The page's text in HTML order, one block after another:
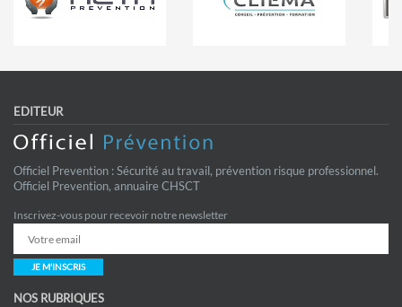
EDITEUR
Officiel Prevention : Sécurité au travail, prévention risque professionnel.
Officiel Prevention, annuaire CHSCT
Inscrivez-vous pour recevoir notre newsletter
JE M'INSCRIS
NOS RUBRIQUES